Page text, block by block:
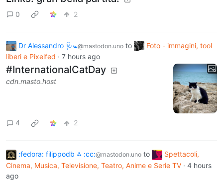
0 2
Dr Alessandro 🩺🚼@mastodon.uno to
Foto - immagini, tool
liberi e Pixelfed · 7 hours ago
#InternationalCatDay
cdn.masto.host
4 2
:fedora: filippodb ⁂ :cc:@mastodon.uno to
Spettacoli,
Cinema, Musica, Televisione, Teatro, Anime e Serie TV · 4 hours
ago